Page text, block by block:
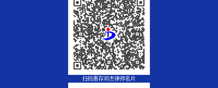
扫码惠存邓杰律师名片